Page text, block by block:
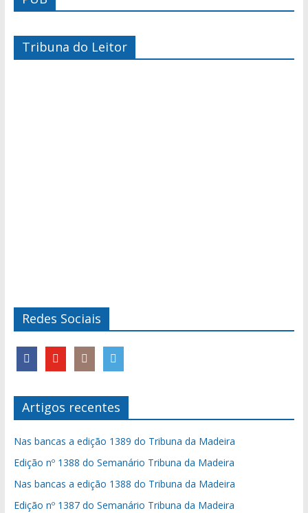
Tribuna do Leitor
Redes Sociais
Artigos recentes
Nas bancas a edição 1389 do Tribuna da Madeira
Edição nº 1388 do Semanário Tribuna da Madeira
Nas bancas a edição 1388 do Tribuna da Madeira
Edição nº 1387 do Semanário Tribuna da Madeira